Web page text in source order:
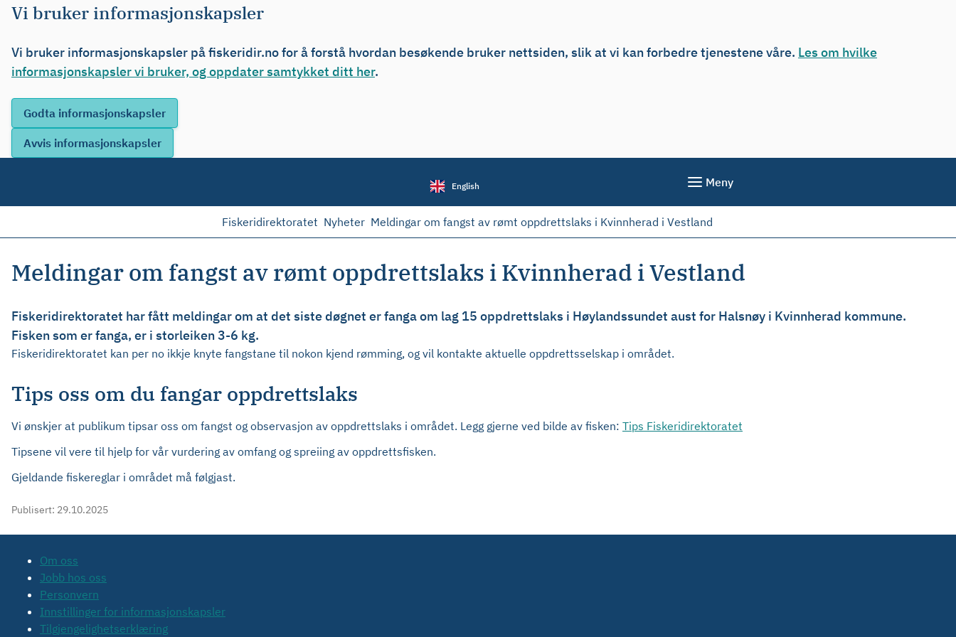
Vi bruker informasjonskapsler
Vi bruker informasjonskapsler på fiskeridir.no for å forstå hvordan besøkende bruker nettsiden, slik at vi kan forbedre tjenestene våre. Les om hvilke
informasjonskapsler vi bruker, og oppdater samtykket ditt her.
English Meny
Fiskeridirektoratet Nyheter Meldingar om fangst av rømt oppdrettslaks i Kvinnherad i Vestland
Meldingar om fangst av rømt oppdrettslaks i Kvinnherad i Vestland
Fiskeridirektoratet har fått meldingar om at det siste døgnet er fanga om lag 15 oppdrettslaks i Høylandssundet aust for Halsnøy i Kvinnherad kommune.
Fisken som er fanga, er i storleiken 3-6 kg.
Fiskeridirektoratet kan per no ikkje knyte fangstane til nokon kjend rømming, og vil kontakte aktuelle oppdrettsselskap i området.
Tips oss om du fangar oppdrettslaks
Vi ønskjer at publikum tipsar oss om fangst og observasjon av oppdrettslaks i området. Legg gjerne ved bilde av fisken: Tips Fiskeridirektoratet
Tipsene vil vere til hjelp for vår vurdering av omfang og spreiing av oppdrettsfisken.
Gjeldande fiskereglar i området må følgjast.
Publisert: 29.10.2025
Om oss
Jobb hos oss
Personvern
Innstillinger for informasjonskapsler
Tilgjengelighetserklæring